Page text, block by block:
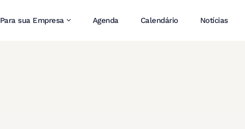
Para sua Empresa Agenda Calendário Notícias